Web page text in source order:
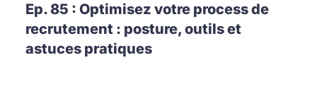
Ep. 85 : Optimisez votre process de
recrutement : posture, outils et
astuces pratiques